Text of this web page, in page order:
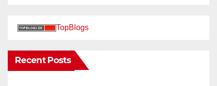
TopBlogs
Recent Posts